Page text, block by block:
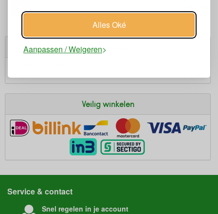
Alles Oké
Aanpassen / Weigeren
€15,
Winkelwagen
Veilig winkelen
Service & contact
Snel regelen in je account